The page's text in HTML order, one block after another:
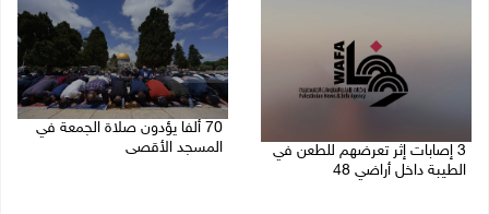
3 إصابات إثر تعرضهم للطعن في
الطيبة داخل أراضي 48
70 ألفا يؤدون صلاة الجمعة في
المسجد الأقصى